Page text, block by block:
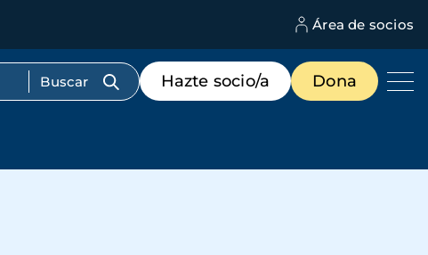
Área de socios
Menú
de
destacados
Hazte socio/a Dona